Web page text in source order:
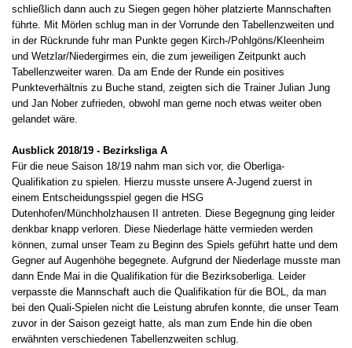
schließlich dann auch zu Siegen gegen höher platzierte Mannschaften
führte. Mit Mörlen schlug man in der Vorrunde den Tabellenzweiten und
in der Rückrunde fuhr man Punkte gegen Kirch-/Pohlgöns/Kleenheim
und Wetzlar/Niedergirmes ein, die zum jeweiligen Zeitpunkt auch
Tabellenzweiter waren. Da am Ende der Runde ein positives
Punkteverhältnis zu Buche stand, zeigten sich die Trainer Julian Jung
und Jan Nober zufrieden, obwohl man gerne noch etwas weiter oben
gelandet wäre.
Ausblick 2018/19 - Bezirksliga A
Für die neue Saison 18/19 nahm man sich vor, die Oberliga-
Qualifikation zu spielen. Hierzu musste unsere A-Jugend zuerst in
einem Entscheidungsspiel gegen die HSG
Dutenhofen/Münchholzhausen II antreten. Diese Begegnung ging leider
denkbar knapp verloren. Diese Niederlage hätte vermieden werden
können, zumal unser Team zu Beginn des Spiels geführt hatte und dem
Gegner auf Augenhöhe begegnete. Aufgrund der Niederlage musste man
dann Ende Mai in die Qualifikation für die Bezirksoberliga. Leider
verpasste die Mannschaft auch die Qualifikation für die BOL, da man
bei den Quali-Spielen nicht die Leistung abrufen konnte, die unser Team
zuvor in der Saison gezeigt hatte, als man zum Ende hin die oben
erwähnten verschiedenen Tabellenzweiten schlug.